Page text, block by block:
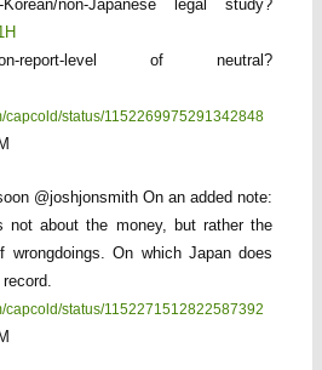
non-Japanese legal study?
report-level of neutral?
capcold/status/1152269975291342848
@joshjonsmith On an added note:
not about the money, but rather the
wrongdoings. On which Japan does
capcold/status/1152271512822587392